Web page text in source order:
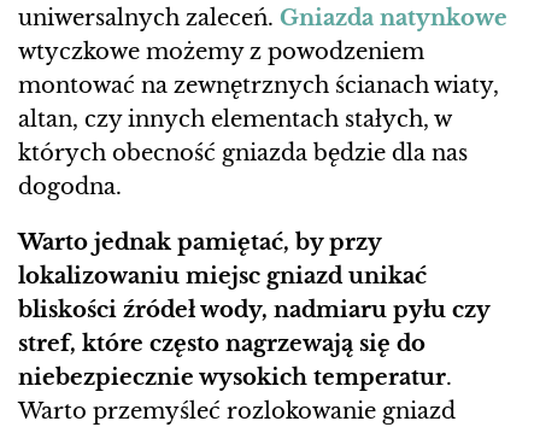
uniwersalnych zaleceń. Gniazda natynkowe
wtyczkowe możemy z powodzeniem
montować na zewnętrznych ścianach wiaty,
altan, czy innych elementach stałych, w
których obecność gniazda będzie dla nas
dogodna.
Warto jednak pamiętać, by przy
lokalizowaniu miejsc gniazd unikać
bliskości źródeł wody, nadmiaru pyłu czy
stref, które często nagrzewają się do
niebezpiecznie wysokich temperatur.
Warto przemyśleć rozlokowanie gniazd